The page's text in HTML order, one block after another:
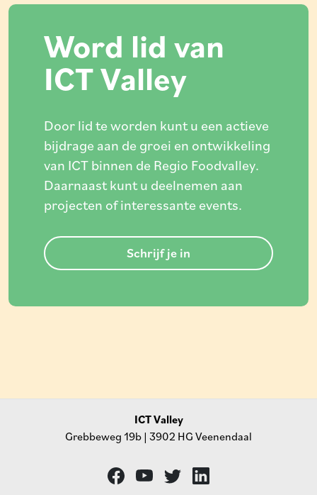
Word lid van
ICT Valley
Door lid te worden kunt u een actieve
bijdrage aan de groei en ontwikkeling
van ICT binnen de Regio Foodvalley.
Daarnaast kunt u deelnemen aan
projecten of interessante events.
Schrijf je in
ICT Valley
Grebbeweg 19b | 3902 HG Veenendaal